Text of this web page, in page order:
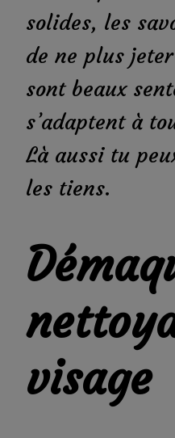
solides, les
de ne plus
sont beaux
s’adaptent à
Là aussi tu
les tiens.
visage